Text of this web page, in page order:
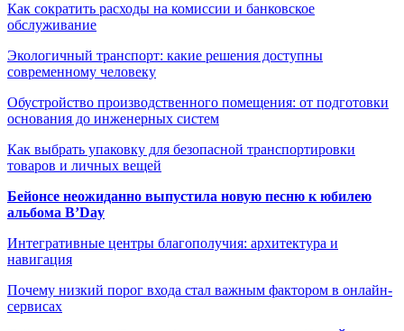
Как сократить расходы на комиссии и банковское
обслуживание
Экологичный транспорт: какие решения доступны
современному человеку
Обустройство производственного помещения: от подготовки
основания до инженерных систем
Как выбрать упаковку для безопасной транспортировки
товаров и личных вещей
Бейонсе неожиданно выпустила новую песню к юбилею
альбома B’Day
Интегративные центры благополучия: архитектура и
навигация
Почему низкий порог входа стал важным фактором в онлайн-
сервисах